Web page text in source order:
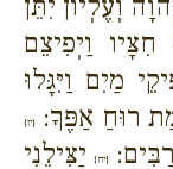
וַיְפִיצֵם
מַיִם וַיִּגָּלוּ
רוּחַ אַפֶּךָ:
{יז}
{יח} יַצִּילֵנִי